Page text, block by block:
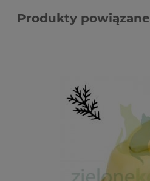
Produkty powiązane